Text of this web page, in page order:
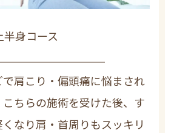
身コース
肩こり・偏頭痛に悩まされ
ちらの施術を受けた後、す
なり肩・首周りもスッキリ